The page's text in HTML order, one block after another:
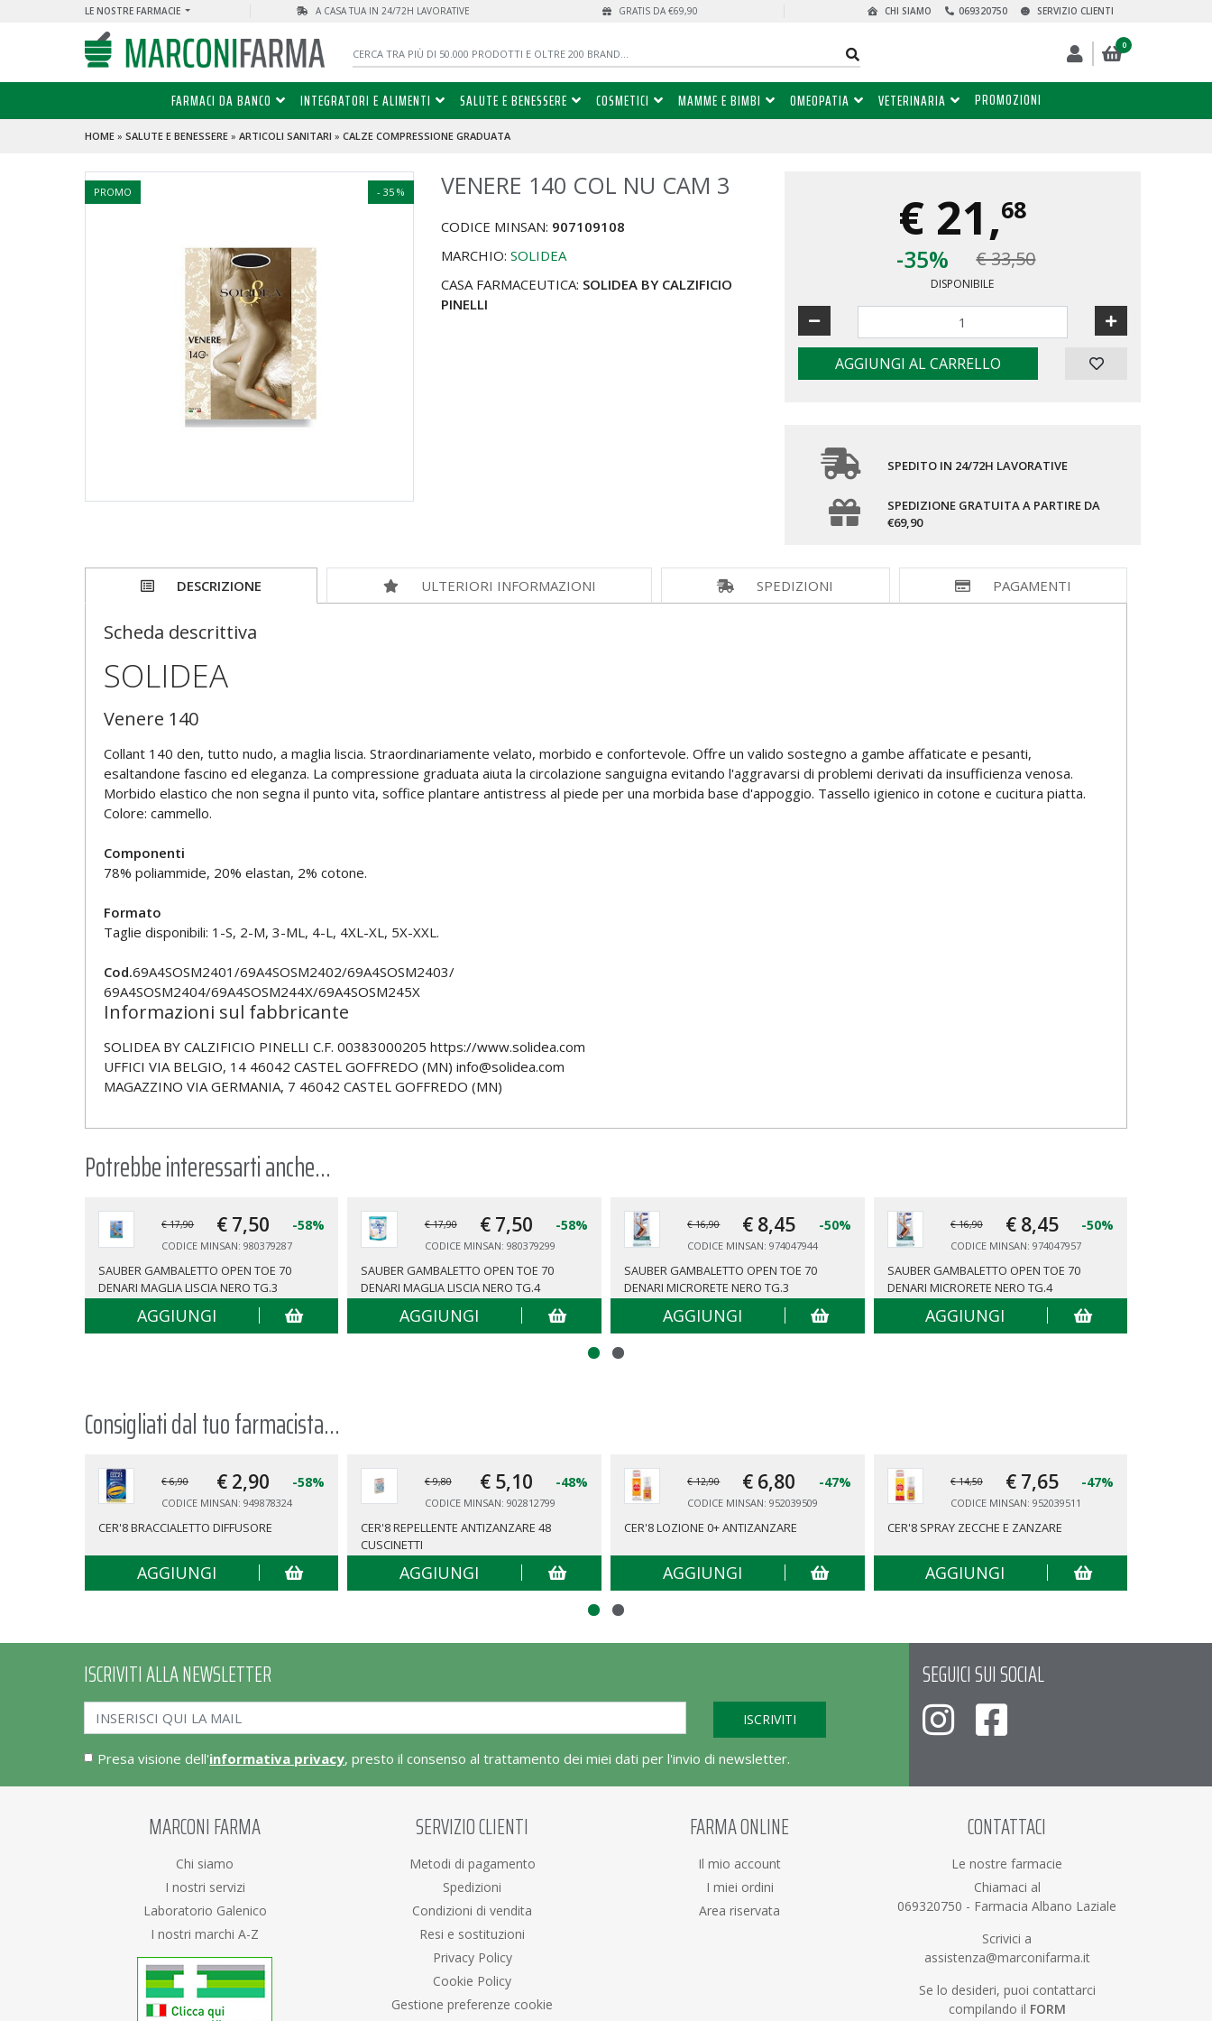
LE NOSTRE FARMACIE A CASA TUA IN 24/72H LAVORATIVE GRATIS DA €69,90 SERVIZIO CLIENTI
069320750
CHI SIAMO
0
FARMACI DA BANCO INTEGRATORI E ALIMENTI SALUTE E BENESSERE COSMETICI MAMME E BIMBI OMEOPATIA VETERINARIA PROMOZIONI
HOME» SALUTE E BENESSERE» ARTICOLI SANITARI » CALZE COMPRESSIONE GRADUATA
- 35 %
PROMO VENERE 140 COL NU CAM 3
CODICE MINSAN: 907109108
MARCHIO:SOLIDEA
CASA FARMACEUTICA: SOLIDEA BY CALZIFICIO
PINELLI
€ 21,68
-35%
€ 33,50
DISPONIBILE
AGGIUNGI AL CARRELLO
SPEDITO IN 24/72H LAVORATIVE
SPEDIZIONE GRATUITA A PARTIRE DA
€69,90
DESCRIZIONE ULTERIORI INFORMAZIONI SPEDIZIONI PAGAMENTI
Scheda descrittiva
SOLIDEA
Venere 140
Collant 140 den, tutto nudo, a maglia liscia. Straordinariamente velato, morbido e confortevole. Offre un valido sostegno a gambe affaticate e pesanti,
esaltandone fascino ed eleganza. La compressione graduata aiuta la circolazione sanguigna evitando l'aggravarsi di problemi derivati da insufficienza venosa.
Morbido elastico che non segna il punto vita, soffice plantare antistress al piede per una morbida base d'appoggio. Tassello igienico in cotone e cucitura piatta.
Colore: cammello.
Componenti
78% poliammide, 20% elastan, 2% cotone.
Formato
Taglie disponibili: 1-S, 2-M, 3-ML, 4-L, 4XL-XL, 5X-XXL.
Cod.69A4SOSM2401/69A4SOSM2402/69A4SOSM2403/
69A4SOSM2404/69A4SOSM244X/69A4SOSM245X
Informazioni sul fabbricante
SOLIDEA BY CALZIFICIO PINELLI C.F. 00383000205 https://www.solidea.com
UFFICI VIA BELGIO, 14 46042 CASTEL GOFFREDO (MN) info@solidea.com
MAGAZZINO VIA GERMANIA, 7 46042 CASTEL GOFFREDO (MN)
Potrebbe interessarti anche...
€ 17,90 € 7,50 -58%
CODICE MINSAN: 980379287
SAUBER GAMBALETTO OPEN TOE 70
DENARI MAGLIA LISCIA NERO TG.3
AGGIUNGI
€ 17,90 € 7,50 -58%
CODICE MINSAN: 980379299
SAUBER GAMBALETTO OPEN TOE 70
DENARI MAGLIA LISCIA NERO TG.4
AGGIUNGI
€ 16,90 € 8,45 -50%
CODICE MINSAN: 974047944
SAUBER GAMBALETTO OPEN TOE 70
DENARI MICRORETE NERO TG.3
AGGIUNGI
€ 16,90 € 8,45 -50%
CODICE MINSAN: 974047957
SAUBER GAMBALETTO OPEN TOE 70
DENARI MICRORETE NERO TG.4
AGGIUNGI
Consigliati dal tuo farmacista...
€ 6,90 € 2,90 -58%
CODICE MINSAN: 949878324
CER'8 BRACCIALETTO DIFFUSORE
AGGIUNGI
€ 9,80 € 5,10 -48%
CODICE MINSAN: 902812799
CER'8 REPELLENTE ANTIZANZARE 48
CUSCINETTI
AGGIUNGI
€ 12,90 € 6,80 -47%
CODICE MINSAN: 952039509
CER'8 LOZIONE 0+ ANTIZANZARE
AGGIUNGI
€ 14,50 € 7,65 -47%
CODICE MINSAN: 952039511
CER'8 SPRAY ZECCHE E ZANZARE
AGGIUNGI
ISCRIVITI ALLA NEWSLETTER
Presa visione dell'informativa privacy, presto il consenso al trattamento dei miei dati per l'invio di newsletter.
SEGUICI SUI SOCIAL
MARCONI FARMA
Chi siamo
I nostri servizi
Laboratorio Galenico
I nostri marchi A-Z
SERVIZIO CLIENTI
Metodi di pagamento
Spedizioni
Condizioni di vendita
Resi e sostituzioni
Privacy Policy
Cookie Policy
Gestione preferenze cookie
FARMA ONLINE
Il mio account
I miei ordini
Area riservata
CONTATTACI
Le nostre farmacie
Chiamaci al
069320750 - Farmacia Albano Laziale
Scrivici a
assistenza@marconifarma.it
Se lo desideri, puoi contattarci
compilando il FORM